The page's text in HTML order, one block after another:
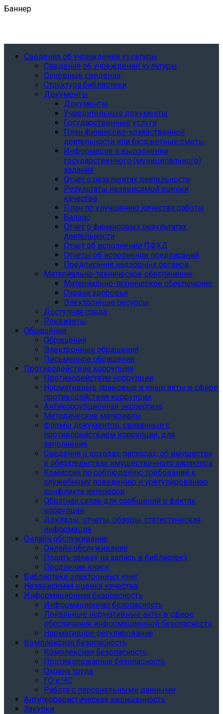
Баннер
Сведения об учреждении культуры
Сведения об учреждении культуры
Основные сведения
Структура библиотеки
Документы
Документы
Учредительные документы
Государственные услуги
План финансово-хозяйственной
деятельности или бюджетные сметы
Информация о выполнении
государственного (муниципального)
задания
Отчёт о результатах деятельности
Результаты независимой оценки
качества
План по улучшению качества работы
Баланс
Отчет о финансовых результатах
деятельности
Отчет об исполнении ПФХД
Отчеты об исполнении предписаний
Предписания надзорных органов
Материально-техническое обеспечение
Материально-техническое обеспечение
Охрана здоровья
Электронные ресурсы
Доступная среда
Реквизиты
Обращения
Обращения
Электронные обращения
Письменное обращение
Противодействие коррупции
Противодействие коррупции
Нормативные правовые и иные акты в сфере
противодействия коррупции
Антикоррупционная экспертиза
Методические материалы
Формы документов, связанные с
противодействием коррупции, для
заполнения
Сведения о доходах, расходах, об имуществе
и обязательствах имущественного характера
Комиссия по соблюдению требований к
служебному поведению и урегулированию
конфликта интересов
Обратная связь для сообщений о фактах
коррупции
Доклады, отчеты, обзоры, статистическая
информация
Онлайн обслуживание
Онлайн обслуживание
Подать заявку на запись в библиотеку
Продление книги
Библиотека электронных книг
Независимая оценка качества
Информационная безопасность
Информационная безопасность
Локальные нормативные акты в сфере
обеспечения информационной безопасности
Нормативное регулирование
Комплексная безопасность
Комплексная безопасность
Противопожарная безопасность
Охрана труда
ГО и ЧС
Работа с персональными данными
Антитеррористическая защищенность
Закупки